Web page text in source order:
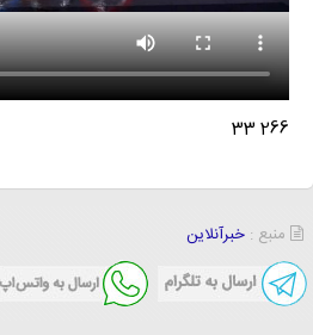
266 33
منبع : خبرآنلاین